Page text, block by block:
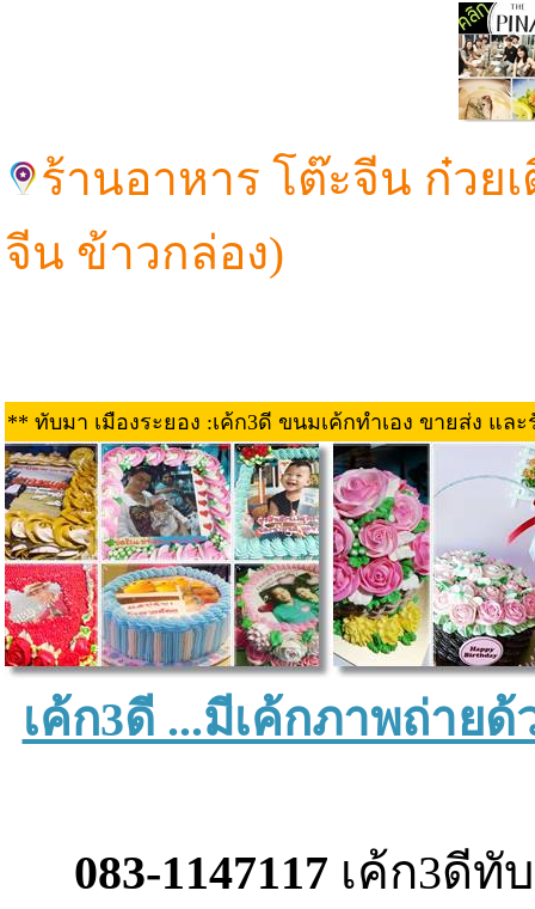
ร้านอาหาร โต๊ะจีน ก๋วย
จีน ข้าวกล่อง)
** ทับมา เมืองระยอง :เค้ก3ดี ขนมเค้กทำเอง ขายส่ง แ
เค้ก3ดี ...มีเค้กภาพถ่าย
083-1147117 เค้ก3ดีทั